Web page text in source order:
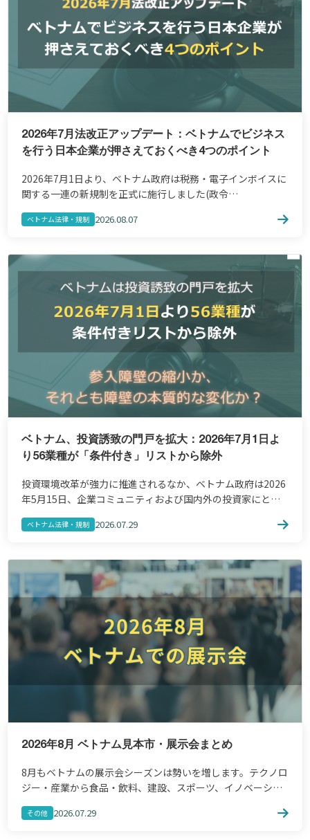
2026年7月法改正アップデート：ベトナムでビジネス
を行う日本企業が押さえておくべき4つのポイント
2026年7月1日より、ベトナム政府は税務・電子インボイスに
関する一連の新規制を正式に施行しました(政令
91/2026/TT-BTC)。 […]
ベトナム法律・規制 2026.08.07
ベトナム、投資誘致の門戸を拡大：2026年7月1日よ
り56業種が「条件付き」リストから除外
投資環境改革が強力に推進されるなか、ベトナム政府は2026
年5月15日、企業コミュニティおよび国内外の投資家にとっ
て画期的な意味を持つ政府決議第66.17/2026/NQ-CP号を公
布しました。 注目すべき数字 本決議の […]
ベトナム法律・規制 2026.07.29
2026年8月 ベトナム見本市・展示会まとめ
8月もベトナムの展示会シーズンは勢いを増します。テクノロ
ジー・産業から食品・飲料、建設、スポーツ、イノベーショ
ン、水産・半導体まで、多彩な分野で商機が広がります。 ビ
ジネスチャンスの発掘や市場拡大を検討する企業にとって、
その他 2026.07.29